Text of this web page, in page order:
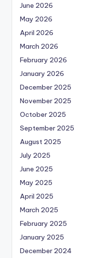
June 2026
May 2026
April 2026
March 2026
February 2026
January 2026
December 2025
November 2025
October 2025
September 2025
August 2025
July 2025
June 2025
May 2025
April 2025
March 2025
February 2025
January 2025
December 2024